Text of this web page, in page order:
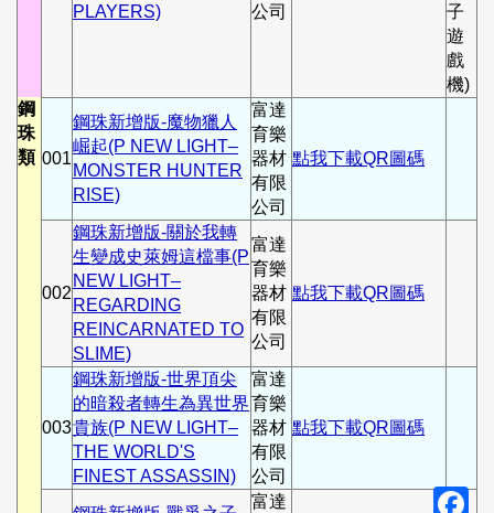
PLAYERS)
公司
子
遊
戲
機)
鋼
珠
類 001
鋼珠新增版-魔物獵人
崛起(P NEW LIGHT–
MONSTER HUNTER
RISE)
富達
育樂
器材
有限
公司
點我下載QR圖碼
002
鋼珠新增版-關於我轉
生變成史萊姆這檔事(P
NEW LIGHT–
REGARDING
REINCARNATED TO
SLIME)
富達
育樂
器材
有限
公司
點我下載QR圖碼
003
鋼珠新增版-世界頂尖
的暗殺者轉生為異世界
貴族(P NEW LIGHT–
THE WORLD'S
FINEST ASSASSIN)
富達
育樂
器材
有限
公司
點我下載QR圖碼
富達